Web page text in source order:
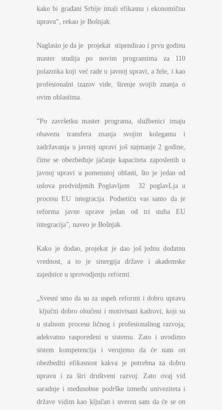
kako bi građani Srbije imali efikasnu i ekonomičnu
upravu“, rekao je Bošnjak.
Naglasio je da je projekat stipendirao i prvu godinu
master studija po novim programima za 110
polaznika koji već rade u javnoj upravi, a žele, i kao
profesionalni izazov vide, širenje svojih znanja o
ovim oblastima.
“Po završetku master programa, službenici imaju
obavezu transfera znanja svojim kolegama i
zadržavanja u javnoj upravi još najmanje 2 godine,
čime se obezbeđuje jačanje kapaciteta zaposlenih u
javnoj upravi u pomenutoj oblasti, što je jedan od
uslova predvidjenih Poglavljem 32 poglavLja u
procesu EU integracija. Podsetiću vas samo da je
reforma javne uprave jedan od tri stuba EU
integracija”, naveo je Bošnjak.
Kako je dodao, projekat je dao još jednu dodatnu
vrednost, a to je sinergija države i akademske
zajednice u sprovodjenju reformi.
„Svesni smo da su za uspeh reformi i dobru upravu
ključni dobro obučeni i motivisani kadrovi, koji su
u stalnom procesu ličnog i profesionalnog razvoja,
adekvatno raspoređeni u sistemu. Zato i uvodimo
sistem kompetencija i verujemo da će nam on
obezbediti efikasnost kakva je potrebna za dobru
upravu i za širi društveni razvoj. Zato ovaj vid
saradnje i međusobne podrške između univeziteta i
države vidim kao ključan i uveren sam da će se on